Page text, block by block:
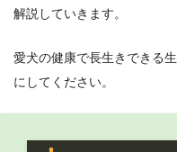
解説していきます。
愛犬の健康で長生きできる
にしてください。